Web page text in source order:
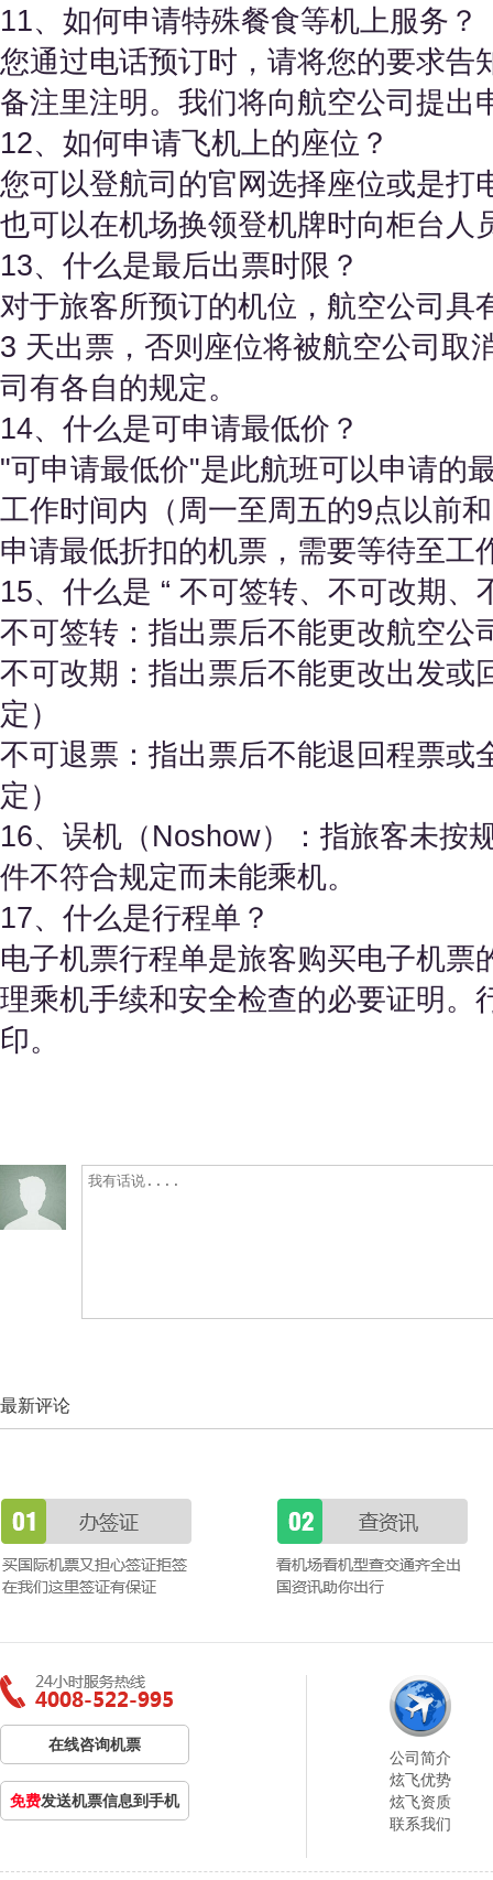
11、如何申请特殊餐食等机上服务？
您通过电话预订时，请将您的要求告
备注里注明。我们将向航空公司提出
12、如何申请飞机上的座位？
您可以登航司的官网选择座位或是打
也可以在机场换领登机牌时向柜台人
13、什么是最后出票时限？
对于旅客所预订的机位，航空公司具
3 天出票，否则座位将被航空公司取
司有各自的规定。
14、什么是可申请最低价？
"可申请最低价"是此航班可以申请的
工作时间内（周一至周五的9点以前
申请最低折扣的机票，需要等待至工
15、什么是 “ 不可签转、不可改期、
不可签转：指出票后不能更改航空公
不可改期：指出票后不能更改出发或
定）
不可退票：指出票后不能退回程票或
定）
16、误机（Noshow）：指旅客未按
件不符合规定而未能乘机。
17、什么是行程单？
电子机票行程单是旅客购买电子机
理乘机手续和安全检查的必要证明。
印。
最新评论
在线咨询机票
免费发送机票信息到手机
公司简介
炫飞优势
炫飞资质
联系我们